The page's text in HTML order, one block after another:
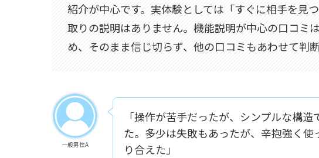
紹介が中心です。実体験としては「すぐに相手を見
取りの説明はありません。機能説明が中心の口コミ
め、そのまま信じ切らず、他の口コミもあわせて判断
一般男性A
「操作が苦手だったが、シンプルな構
た。多少は失敗もあったが、辛抱強く
り合えた」